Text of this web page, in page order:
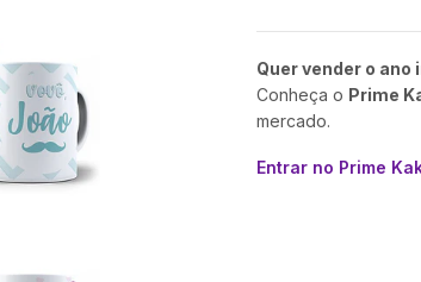
Quer vender o
Conheça o Prime
mercado.
Entrar no Prime